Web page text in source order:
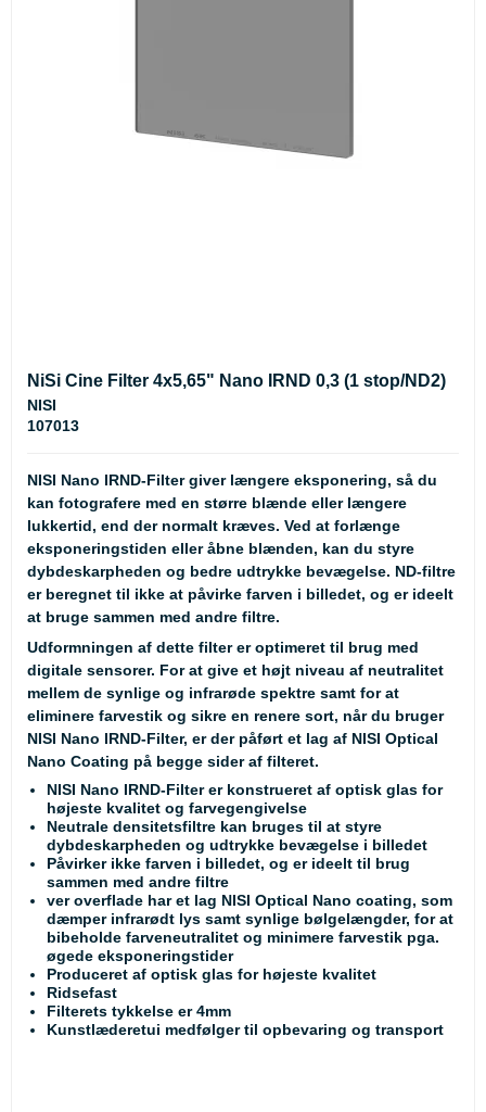
NiSi Cine Filter 4x5,65" Nano IRND 0,3 (1 stop/ND2)
NISI
107013
NISI Nano IRND-Filter giver længere eksponering, så du
kan fotografere med en større blænde eller længere
lukkertid, end der normalt kræves. Ved at forlænge
eksponeringstiden eller åbne blænden, kan du styre
dybdeskarpheden og bedre udtrykke bevægelse. ND-filtre
er beregnet til ikke at påvirke farven i billedet, og er ideelt
at bruge sammen med andre filtre.
Udformningen af dette filter er optimeret til brug med
digitale sensorer. For at give et højt niveau af neutralitet
mellem de synlige og infrarøde spektre samt for at
eliminere farvestik og sikre en renere sort, når du bruger
NISI Nano IRND-Filter, er der påført et lag af NISI Optical
Nano Coating på begge sider af filteret.
NISI Nano IRND-Filter er konstrueret af optisk glas for
højeste kvalitet og farvegengivelse
Neutrale densitetsfiltre kan bruges til at styre
dybdeskarpheden og udtrykke bevægelse i billedet
Påvirker ikke farven i billedet, og er ideelt til brug
sammen med andre filtre
ver overflade har et lag NISI Optical Nano coating, som
dæmper infrarødt lys samt synlige bølgelængder, for at
bibeholde farveneutralitet og minimere farvestik pga.
øgede eksponeringstider
Produceret af optisk glas for højeste kvalitet
Ridsefast
Filterets tykkelse er 4mm
Kunstlæderetui medfølger til opbevaring og transport